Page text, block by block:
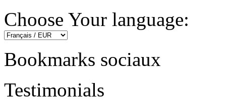
Choose Your language:
Bookmarks sociaux
Testimonials